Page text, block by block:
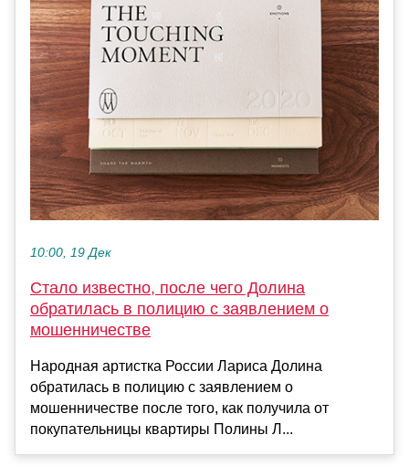
10:00, 19 Дек
Стало известно, после чего Долина
обратилась в полицию с заявлением о
мошенничестве
Народная артистка России Лариса Долина
обратилась в полицию с заявлением о
мошенничестве после того, как получила от
покупательницы квартиры Полины Л...